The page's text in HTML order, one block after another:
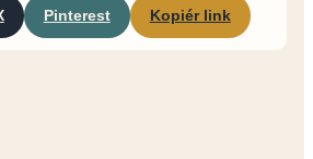
Pinterest Kopiér link